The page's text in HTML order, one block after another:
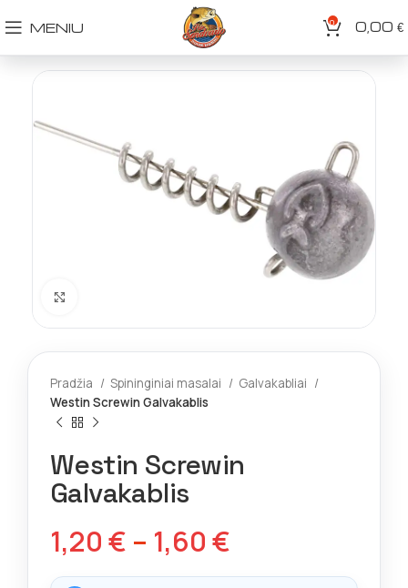
MENIU 0 0,00 €
Pradžia Spininginiai masalai
Galvakabliai
Westin Screwin Galvakablis
Westin Screwin
Galvakablis
1,20€ – 1,60€